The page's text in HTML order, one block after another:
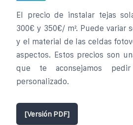
El precio de instalar tejas
300€ y 350€/ m². Puede variar
y el material de las celdas
aspectos. Estos precios son
que te aconsejamos
personalizado.
[Versión PDF]